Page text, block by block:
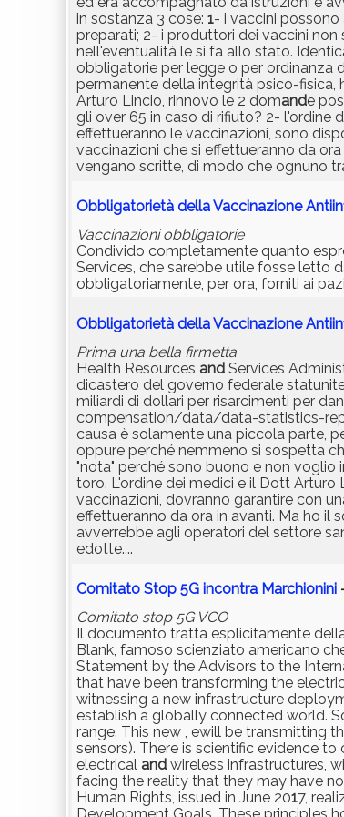
in sostanza 3 cose: 1- i vaccini
preparati; 2- i produttori dei vaccini
nell'eventualità le si fa allo stato.
obbligatorie per legge o per ordinanza
permanente della integrità psico-fisica,
Arturo Lincio, rinnovo le 2 domande
gli over 65 in caso di rifiuto? 2- l'ordine
effettueranno le vaccinazioni, sono
vaccinazioni che si effettueranno da
vengano scritte, di modo che ognuno
Obbligatorietà della Vaccinazione
Vaccinazioni obbligatorie
Condivido completamente quanto
Services, che sarebbe utile fosse letto
obbligatoriamente, per ora, forniti ai
Obbligatorietà della Vaccinazione
Prima una bella firmetta
Health Resources and Services
dicastero del governo federale
miliardi di dollari per risarcimenti per
compensation/data/data-statistics-
causa è solamente una piccola parte,
oppure perché nemmeno si sospetta
"nota" perché sono buono e non voglio
toro. L'ordine dei medici e il Dott Arturo
vaccinazioni, dovranno garantire con
effettueranno da ora in avanti. Ma ho il
avverrebbe agli operatori del settore
edotte....
Comitato Stop 5G incontra Marchionini
Comitato stop 5G VCO
Il documento tratta esplicitamente
Blank, famoso scienziato americano
Statement by the Advisors to the
that have been transforming the
witnessing a new infrastructure
establish a globally connected world.
range. This new , ewill be transmitting
sensors). There is scientific evidence
electrical and wireless infrastructures,
facing the reality that they may have
Human Rights, issued in June 2017,